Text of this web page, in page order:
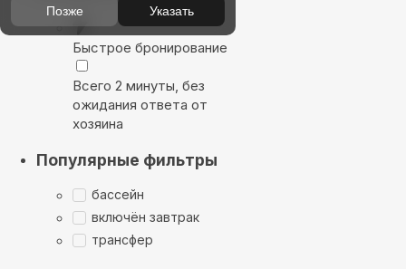
Быстрое бронирование
Всего 2 минуты, без
ожидания ответа от
хозяина
Популярные фильтры
бассейн
включён завтрак
трансфер
Позже Указать